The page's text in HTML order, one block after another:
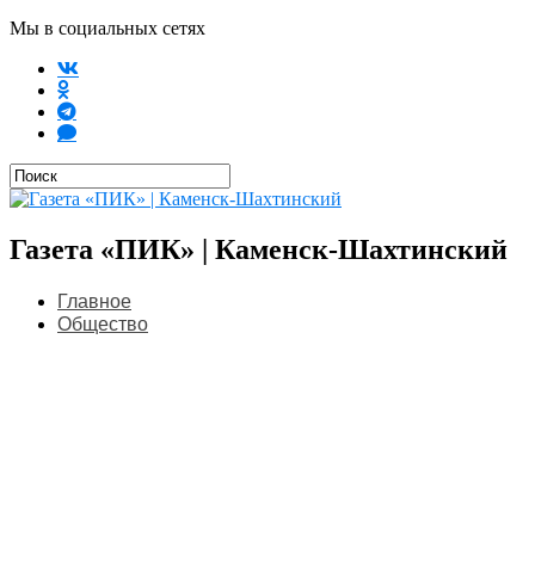
Мы в социальных сетях
Газета «ПИК» | Каменск-Шахтинский
Главное
Общество